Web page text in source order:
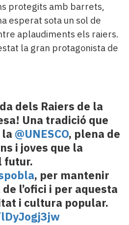
protegits amb barrets,
esperat sota un sol de
aplaudiments els raiers.
la gran protagonista de
dels Raiers de la
Una tradició que
@UNESCO, plena de
i joves que la
futur.
, per mantenir
l’ofici i per aquesta
i cultura popular.